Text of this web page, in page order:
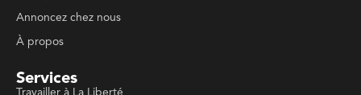
Annoncez chez nous
À propos
Services
Travailler à La Liberté